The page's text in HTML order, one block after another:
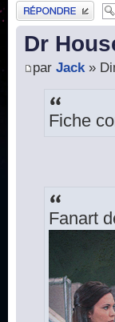
Publier une réponse
Dr
par Jack»
Fiche
Fanart